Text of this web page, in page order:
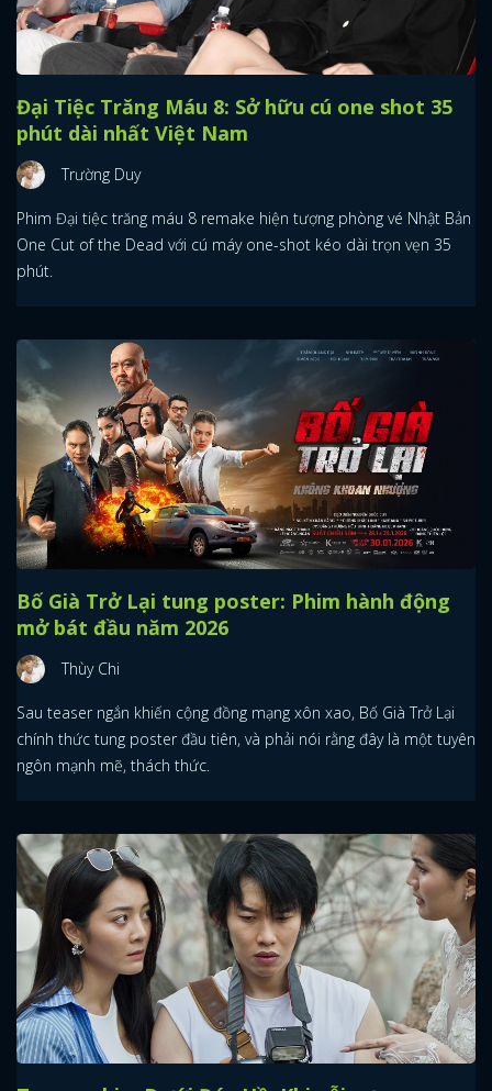
Đại Tiệc Trăng Máu 8: Sở hữu cú one shot 35
phút dài nhất Việt Nam
Trường Duy
Phim Đại tiệc trăng máu 8 remake hiện tượng phòng vé Nhật Bản
One Cut of the Dead với cú máy one-shot kéo dài trọn vẹn 35
phút.
Bố Già Trở Lại tung poster: Phim hành động
mở bát đầu năm 2026
Thùy Chi
Sau teaser ngắn khiến cộng đồng mạng xôn xao, Bố Già Trở Lại
chính thức tung poster đầu tiên, và phải nói rằng đây là một tuyên
ngôn mạnh mẽ, thách thức.